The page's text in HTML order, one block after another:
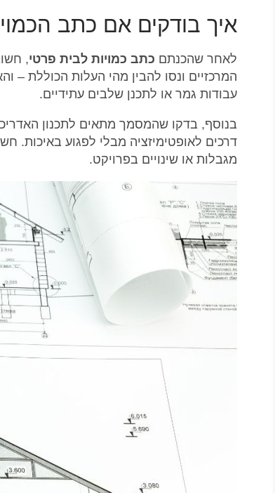
איך בודקים אם כתב
לאחר שהכנתם כתב כמויות לבית פרטי,
המרכזיים ונסו להבין מהי העלות הכוללת
עבודות גמר או לתכנן שלבים עתידיים.
בנוסף, בדקו שהמסמך מתאים לתכנון
דרכים לאופטימיזציה מבלי לפגוע באיכות.
מגבלות או שינויים בפרויקט.